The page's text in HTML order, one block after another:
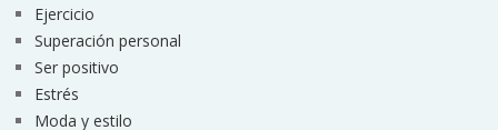
Ejercicio
Superación personal
Ser positivo
Estrés
Moda y estilo